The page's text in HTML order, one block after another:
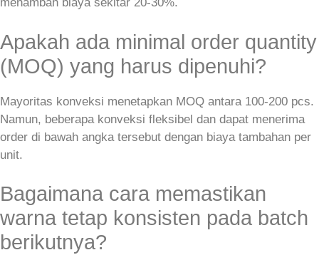
Apakah ada minimal order quantity
(MOQ) yang harus dipenuhi?
Mayoritas konveksi menetapkan MOQ antara 100‑200 pcs.
Namun, beberapa konveksi fleksibel dan dapat menerima
order di bawah angka tersebut dengan biaya tambahan per
unit.
Bagaimana cara memastikan
warna tetap konsisten pada batch
berikutnya?